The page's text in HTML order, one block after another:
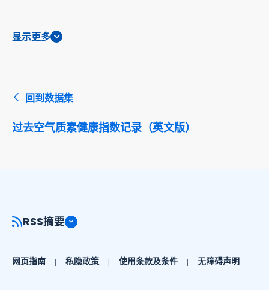
显示更多
回到数据集
过去空气质素健康指数记录（英文版）
RSS摘要
网页指南 私隐政策 使用条款及条件 无障碍声明